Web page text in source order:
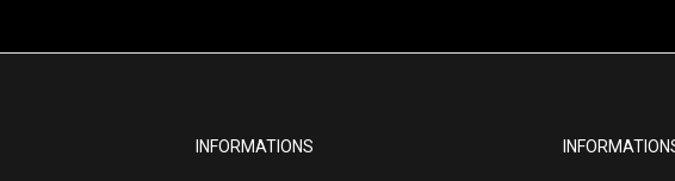
INFORMATIONS